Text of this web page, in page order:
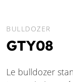
BULLDOZER
GTY08
Le bulldozer